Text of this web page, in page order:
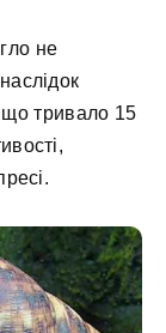
не
що тривало 15